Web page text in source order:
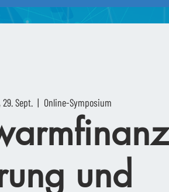
29. Sept.
  |
Online-Symposium
und